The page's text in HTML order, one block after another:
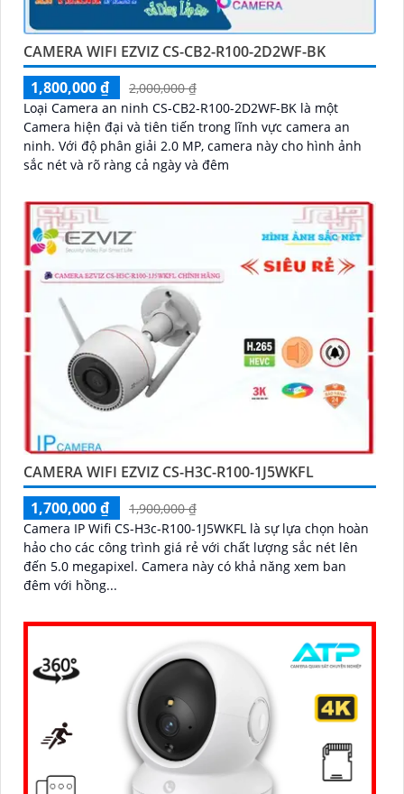
CAMERA WIFI EZVIZ CS-CB2-R100-2D2WF-BK
1,800,000 ₫
2,000,000 ₫
Loại Camera an ninh CS-CB2-R100-2D2WF-BK là một
Camera hiện đại và tiên tiến trong lĩnh vực camera an
ninh. Với độ phân giải 2.0 MP, camera này cho hình ảnh
sắc nét và rõ ràng cả ngày và đêm
CAMERA WIFI EZVIZ CS-H3C-R100-1J5WKFL
1,700,000 ₫
1,900,000 ₫
Camera IP Wifi CS-H3c-R100-1J5WKFL là sự lựa chọn hoàn
hảo cho các công trình giá rẻ với chất lượng sắc nét lên
đến 5.0 megapixel. Camera này có khả năng xem ban
đêm với hồng...